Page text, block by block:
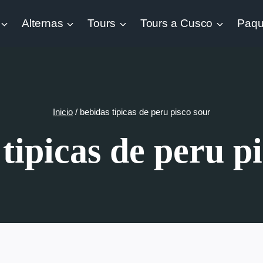
Alternas Tours Tours a Cusco
Inicio / bebidas tipicas de peru pisco sour
de peru